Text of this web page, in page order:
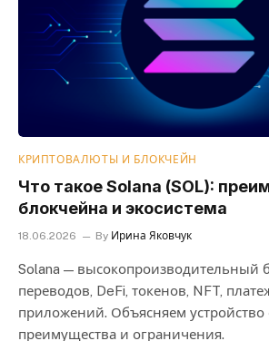
КРИПТОВАЛЮТЫ И БЛОКЧЕЙН
Что такое Solana (SOL):
блокчейна и экосистема
18.06.2026 By Ирина Яковчук
Solana — высокопроизводительный
переводов, DeFi, токенов, NFT,
приложений. Объясняем устройство
преимущества и ограничения.